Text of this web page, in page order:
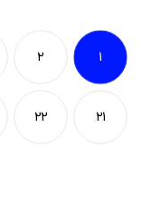
۱ ۲
۲۱ ۲۲